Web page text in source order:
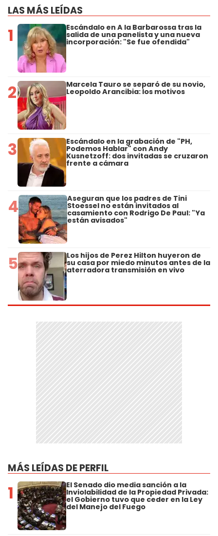
LAS MÁS LEÍDAS
1 Escándalo en A la Barbarossa tras la
salida de una panelista y una nueva
incorporación: "Se fue ofendida"
2 Marcela Tauro se separó de su novio,
Leopoldo Arancibia: los motivos
3 Escándalo en la grabación de "PH,
Podemos Hablar" con Andy
Kusnetzoff: dos invitadas se cruzaron
frente a cámara
4 Aseguran que los padres de Tini
Stoessel no están invitados al
casamiento con Rodrigo De Paul: "Ya
están avisados"
5 Los hijos de Perez Hilton huyeron de
su casa por miedo minutos antes de la
aterradora transmisión en vivo
MÁS LEÍDAS DE PERFIL
1 El Senado dio media sanción a la
Inviolabilidad de la Propiedad Privada:
el Gobierno tuvo que ceder en la Ley
del Manejo del Fuego